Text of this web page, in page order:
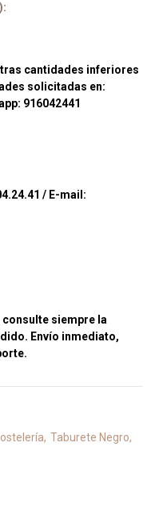
cantidades inferiores
solicitadas en:
916042441
/ E-mail:
siempre la
Envío inmediato,
Taburete Negro